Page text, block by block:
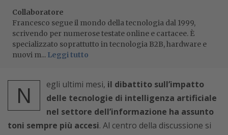
Collaboratore
Francesco segue il mondo della tecnologia dal 1999,
scrivendo per numerose testate online e cartacee. È
specializzato soprattutto in tecnologia B2B, hardware e
nuovi m... Leggi tutto
N egli ultimi mesi, il dibattito sull’impatto
delle tecnologie di intelligenza artificiale
nel settore dell’informazione ha assunto
toni sempre più accesi. Al centro della discussione si